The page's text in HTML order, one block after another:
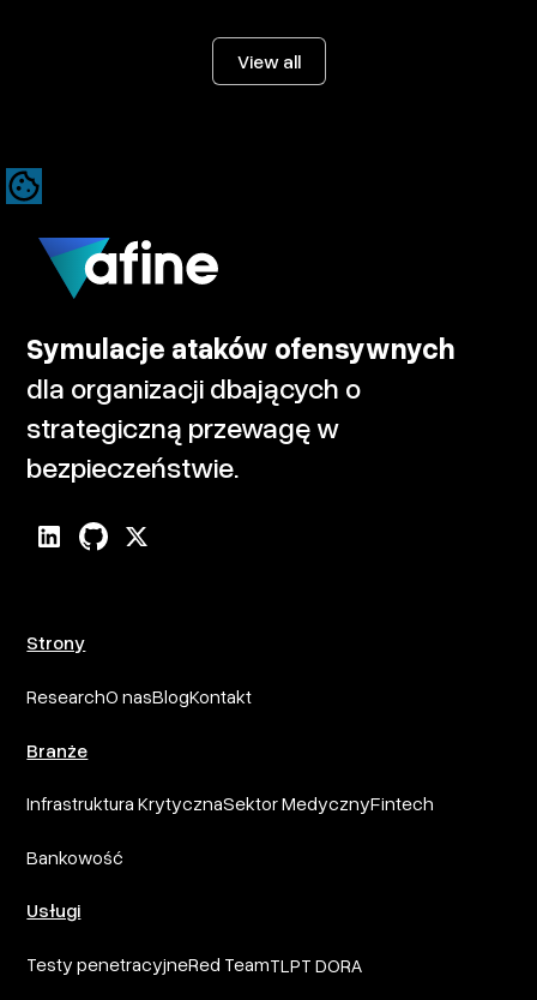
View all
Symulacje ataków ofensywnych
dla organizacji dbających o
strategiczną przewagę w
bezpieczeństwie.
Strony
ResearchO nasBlogKontakt
Branże
Infrastruktura KrytycznaSektor MedycznyFintech
Bankowość
Usługi
Testy penetracyjneRed TeamTLPT DORA